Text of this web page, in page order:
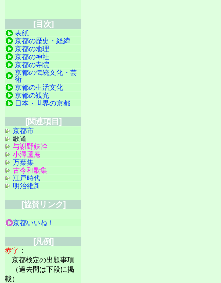
[目次]
表紙
京都の歴史・経緯
京都の地理
京都の神社
京都の寺院
京都の伝統文化・芸
術
京都の生活文化
京都の観光
日本・世界の京都
[関連項目]
京都市
歌道
与謝野鉄幹
小澤蘆庵
万葉集
古今和歌集
江戸時代
明治維新
[協賛リンク]
京都いいね！
[凡例]
赤字 ：
京都検定の出題事項
（過去問は下段に掲
載）